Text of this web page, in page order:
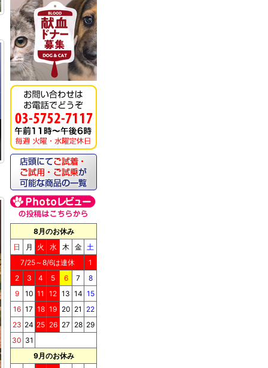
8月のお休み
日
月 火 水 木 金 土
7/25～8/6は連休
1
2
3 4 5 6 7
8
9
10 11 12 13 14 15
16 17 18 19 20 21
22
23 24 25 26 27 28 29
30 31
9月のお休み